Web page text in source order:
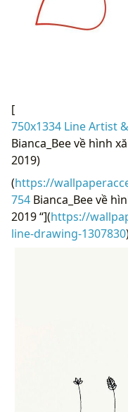
[
750x1334 Line Artist
Bianca_Bee về hình
2019)
(https://
754 Bianca_Bee về
2019 “](https://
line-drawing-1307830